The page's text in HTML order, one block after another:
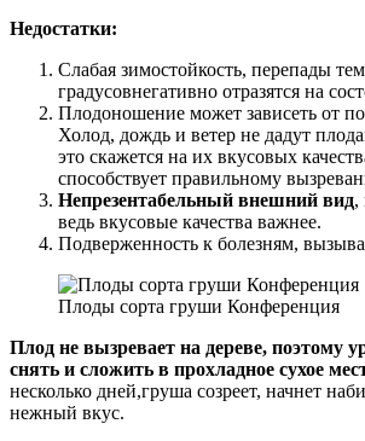
Недостатки:
Слабая зимостойкость, перепады
градусовнегативно отразятся на
Плодоношение может зависеть от
Холод, дождь и ветер не дадут
это скажется на их вкусовых
способствует правильному
Непрезентабельный внешний вид,
ведь вкусовые качества важнее.
Подверженность к болезням,
Плоды сорта груши Конференция
Плод не вызревает на дереве, поэтому
снять и сложить в прохладное сухое
несколько дней,груша созреет, начнет
нежный вкус.